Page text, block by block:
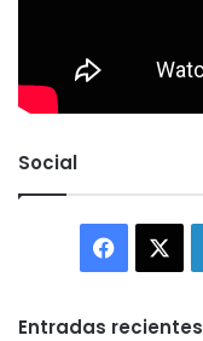
Social
Entradas recientes